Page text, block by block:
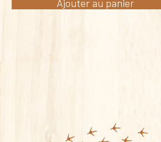
Ajouter au panier